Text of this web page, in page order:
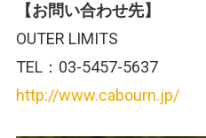
【お問い合わせ先】
OUTER LIMITS
TEL：03-5457-5637
http://www.cabourn.jp/